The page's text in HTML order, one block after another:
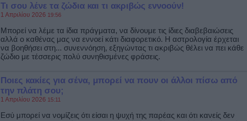
Τι σου λένε τα ζώδια και τι ακριβώς εννοούν!
1 Απριλίου 2026 19:56
Μπορεί να λέμε τα ίδια πράγματα, να δίνουμε τις ίδιες διαβεβαιώσεις
αλλά ο καθένας μας να εννοεί κάτι διαφορετικό. Η αστρολογία έρχεται
να βοηθήσει στη... συνεννόηση, εξηγώντας τι ακριβώς θέλει να πει κάθε
ζώδιο με τέσσερις πολύ συνηθισμένες φράσεις.
Ποιες κακίες για σένα, μπορεί να πουν οι άλλοι πίσω από
την πλάτη σου;
1 Απριλίου 2026 15:11
Εσύ μπορεί να νομίζεις ότι είσαι η ψυχή της παρέας και ότι κανείς δεν